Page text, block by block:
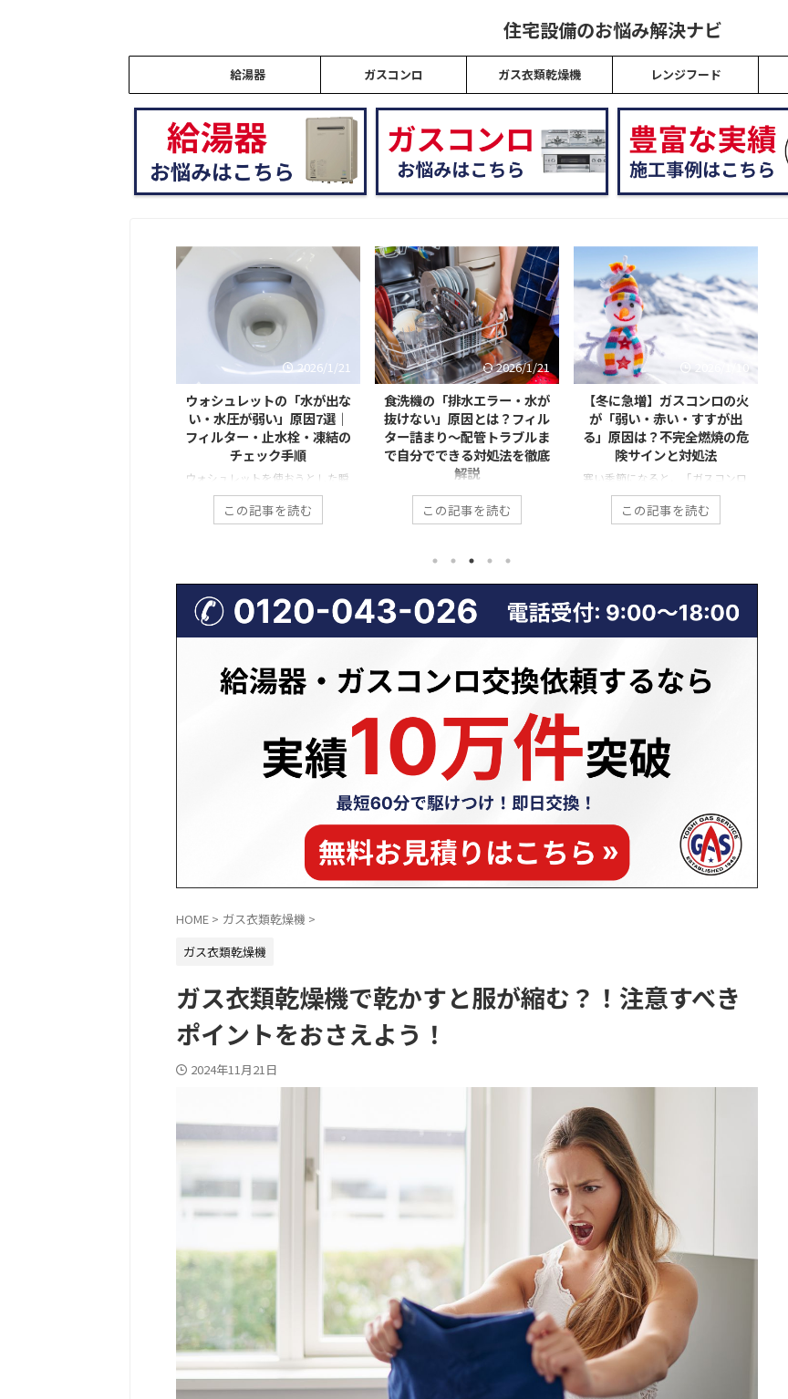
住宅設備のお悩み解決ナビ
給湯器 ガスコンロ ガス衣類乾燥機 レンジフード
2026/1/21
ウォシュレットの「水が出な
い・水圧が弱い」原因7選｜
フィルター・止水栓・凍結の
チェック手順
ウォシュレットを使おうとした瞬
間に「水が出ない」「勢いが弱す
ぎて洗浄できない」と気づくと、
し、ウォシュレットの水が出な
い・水圧が弱いトラブルは、重大
な故障ではないケースが非常に多
いのが特徴です。 実際には、止水
詰まりなど、少し確認するだけで
解決できる原因が多くを占めてい
ットの水トラブルについて よく
ある原因7つ 自分でできる安全な
チェック手順 修理を呼ぶ判 ...
この記事を読む
2026/1/21
食洗機の「排水エラー・水が
抜けない」原因とは？フィル
ター詰まり〜配管トラブルま
で自分でできる対処法を徹底
解説
「食洗機を回したのに、なぜか途
中で止まったまま…」 「運転が終
排水トラブルは、実は非常に多
く、修理相談の中でも上位を占め
ます。 排水できない状態が続く
と、洗浄不良だけでなく、悪臭・
もあります。 一方で、原因の多く
は「詰まり」などの比較的単純な
トラブルであり、正しい手順を踏
めば自分で解決できるケースも少
なくありません。 この記事で
は、食洗機の排水エラーや水が抜
説 ...
この記事を読む
2026/1/10
【冬に急増】ガスコンロの火
が「弱い・赤い・すすが出
る」原因は？不完全燃焼の危
険サインと対処法
寒い季節になると、「ガスコンロ
の火が弱い気がする」「炎が赤っ
ぽくなっている」「鍋の底が黒く
ロの不調だけでなく、不完全燃焼
という危険な状態の前兆であるこ
とも少なくありません。特に冬場
は、換気不足や使用環境の変化に
悪化しやすい時期です。 本記事で
は、冬にガスコンロの火トラブル
赤い・すすが出る」具体的な原
因、不完全燃焼の危険性、そして
自分でできる対処法や業者に相 ...
この記事を読む
HOME > ガス衣類乾燥機 >
ガス衣類乾燥機
ガス衣類乾燥機で乾かすと服が縮む？！注意すべき
ポイントをおさえよう！
2024年11月21日